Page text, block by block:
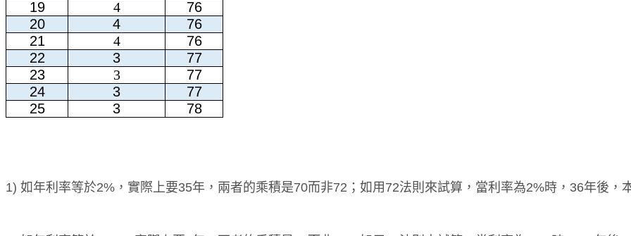
19
4
76
20
4
76
21
4
76
22
3
77
23
3
77
24
3
77
25
3 78
1) 如年利率等於2%，實際上要35年，兩者的乘積是70而非72；如用72法則來試算，當利率為2%時，36年後，